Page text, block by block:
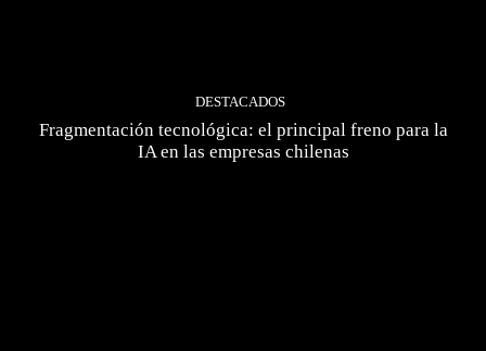
DESTACADOS
Fragmentación tecnológica: el principal freno para la
IA en las empresas chilenas